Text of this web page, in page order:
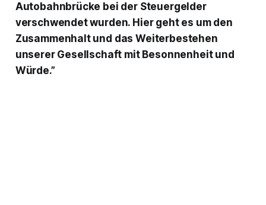
Autobahnbrücke bei der Steuergelder
verschwendet wurden. Hier geht es um den
Zusammenhalt und das Weiterbestehen
unserer Gesellschaft mit Besonnenheit und
Würde.”